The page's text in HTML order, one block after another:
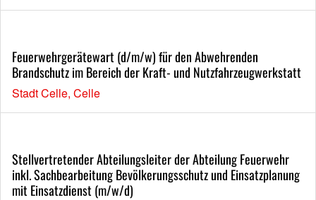
Feuerwehrgerätewart (d/m/w) für den Abwehrenden
Brandschutz im Bereich der Kraft- und Nutzfahrzeugwerkstatt
Stadt Celle, Celle
Stellvertretender Abteilungsleiter der Abteilung Feuerwehr
inkl. Sachbearbeitung Bevölkerungsschutz und Einsatzplanung
mit Einsatzdienst (m/w/d)